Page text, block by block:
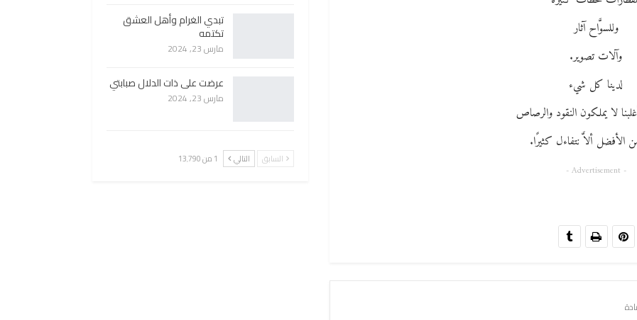
وللسوَّاح آثار
وآلات تصوير.
لدينا كل شيء
لا يملكون النقود والرصاص
الأفضل ألاَّ نتفاءل كثيرًا.
- Advertisement -
تبدي الغرام وأهل العشق
تكتمه
مارس 23, 2024
عرضت على ذات الدلال صبابتي
مارس 23, 2024
السابق التالي 1 من 13٬790